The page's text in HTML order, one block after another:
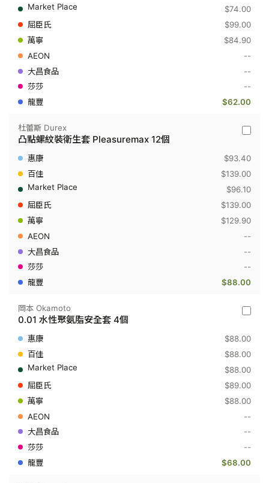
力
裝
衛
生
Jeans
$74.00
$99.00
$84.90
--
--
--
$62.00
杜
斯
Durex
-
點
螺
紋
裝
生
12
個
杜蕾斯 Durex
凸點螺紋裝衛生套 Pleasuremax 12個
$93.40
$139.00
$96.10
$139.00
$129.90
--
--
--
$88.00
岡
-
0.01
性
聚
氨
脂
全
套
個
岡本 Okamoto
0.01 水性聚氨脂安全套 4個
$88.00
$88.00
$88.00
$89.00
$88.00
--
--
--
$68.00